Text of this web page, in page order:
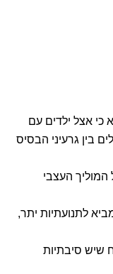
כי אצל ילדים עם
בין גרעיני הבסיס
העצבי
לתנועתיות יתר,
שיש סיבתיות